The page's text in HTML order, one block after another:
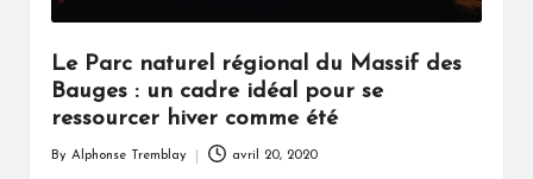
Le Parc naturel régional du Massif des
Bauges : un cadre idéal pour se
ressourcer hiver comme été
By Alphonse Tremblay avril 20, 2020